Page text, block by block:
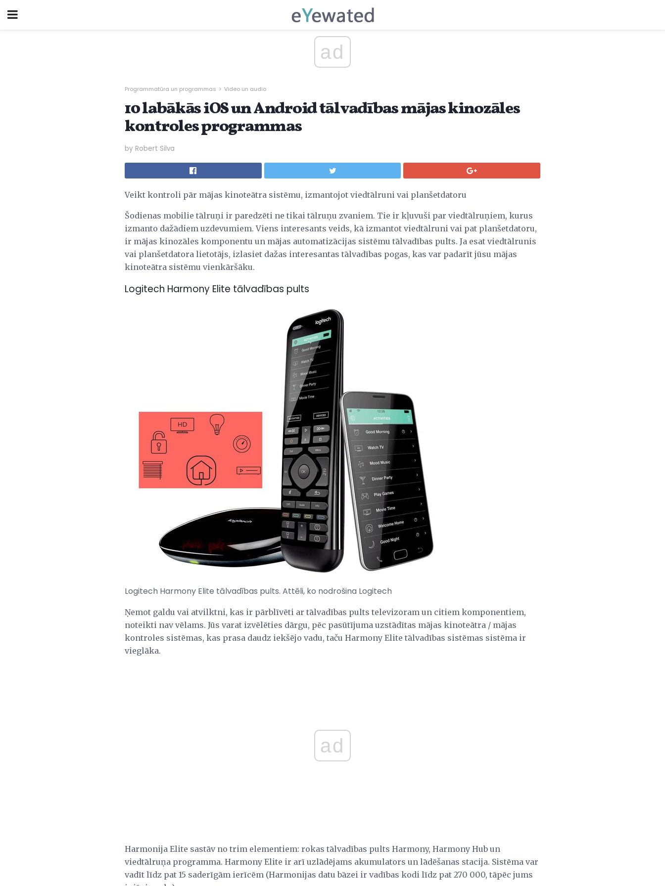
ad
Programmatūra un programmas Video un audio
10 labākās iOS un Android tālvadības mājas kinozāles
kontroles programmas
by Robert Silva
Veikt kontroli pār mājas kinoteātra sistēmu, izmantojot viedtālruni vai planšetdatoru
Šodienas mobilie tālruņi ir paredzēti ne tikai tālruņu zvaniem. Tie ir kļuvuši par viedtālruņiem, kurus
izmanto dažādiem uzdevumiem. Viens interesants veids, kā izmantot viedtālruni vai pat planšetdatoru,
ir mājas kinozāles komponentu un mājas automatizācijas sistēmu tālvadības pults. Ja esat viedtālrunis
vai planšetdatora lietotājs, izlasiet dažas interesantas tālvadības pogas, kas var padarīt jūsu mājas
kinoteātra sistēmu vienkāršāku.
Logitech Harmony Elite tālvadības pults
Logitech Harmony Elite tālvadības pults. Attēli, ko nodrošina Logitech
Ņemot galdu vai atvilktni, kas ir pārblīvēti ar tālvadības pults televizoram un citiem komponentiem,
noteikti nav vēlams. Jūs varat izvēlēties dārgu, pēc pasūtījuma uzstādītas mājas kinoteātra / mājas
kontroles sistēmas, kas prasa daudz iekšējo vadu, taču Harmony Elite tālvadības sistēmas sistēma ir
vieglāka.
ad
Harmonija Elite sastāv no trim elementiem: rokas tālvadības pults Harmony, Harmony Hub un
viedtālruņa programma. Harmony Elite ir arī uzlādējams akumulators un lādēšanas stacija. Sistēma var
vadīt līdz pat 15 saderīgām ierīcēm (Harmonijas datu bāzei ir vadības kodi līdz pat 270 000, tāpēc jums